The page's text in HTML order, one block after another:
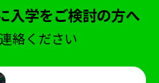
入学をご検討の方へ
絡ください